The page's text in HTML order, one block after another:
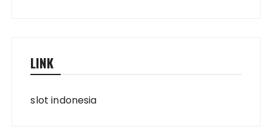
LINK
slot indonesia